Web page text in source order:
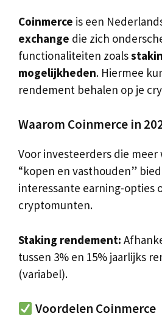
Coinmerce is een
exchange die zich
functionaliteiten zoals
mogelijkheden. Hiermee
rendement behalen op je
Waarom Coinmerce in
Voor investeerders die
“kopen en vasthouden”
interessante earning-opties
cryptomunten.
Staking rendement:
tussen 3% en 15% jaarlijks
(variabel).
Voordelen Coinmerce